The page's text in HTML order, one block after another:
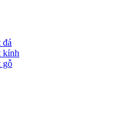
đá
kính
gỗ